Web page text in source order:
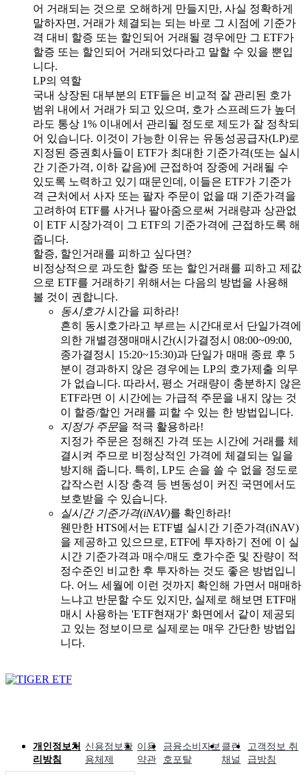
어 거래되는 것으로 오해하게 만들지만, 사실 정확하게
말하자면, 거래가 체결되는 되는 바로 그 시점에 기준가
격 대비 할증 또는 할인되어 거래될 경우에만 그 ETF가
할증 또는 할인되어 거래되었다라고 말할 수 있을 뿐입
니다.
LP의 역할
국내 상장된 대부분의 ETF들은 비교적 잘 관리된 호가
범위 내에서 거래가 되고 있으며, 호가 스프레드가 높더
라도 통상 1% 이내에서 관리될 정도로 제도가 잘 정착되
어 있습니다. 이것이 가능한 이유는 유동성공급자(LP)로
지정된 증권회사들이 ETF가 최대한 기준가격(또는 실시
간 기준가격, 이하 같음)에 근접하여 장중에 거래될 수
있도록 노력하고 있기 때문인데, 이들은 ETF가 기준가
격 근처에서 사자 또는 팔자 주문이 없을 때 기준가격을
고려하여 ETF를 사거나 팔아줌으로써 거래량과 상관없
이 ETF 시장가격이 그 ETF의 기준가격에 근접하도록 해
줍니다.
할증, 할인거래를 피하고 싶다면?
비정상적으로 과도한 할증 또는 할인거래를 피하고 제값
으로 ETF를 거래하기 위해서는 다음의 방법을 사용해
볼 것이 권합니다.
동시호가시간을 피하라!
흔히 동시호가라고 부르는 시간대로서 단일가격에
의한 개별경쟁매매시간(시가결정시 08:00~09:00,
종가결정시 15:20~15:30)과 단일가 매매 종료 후 5
분이 경과하지 않은 경우에는 LP의 호가제출 의무
가 없습니다. 따라서, 평소 거래량이 충분하지 않은
ETF라면 이 시간에는 가급적 주문을 내지 않는 것
이 할증/할인 거래를 피할 수 있는 한 방법입니다.
지정가 주문을 적극 활용하라!
지정가 주문은 정해진 가격 또는 시간에 거래를 체
결시켜 주므로 비정상적인 가격에 체결되는 일을
방지해 줍니다. 특히, LP도 손을 쓸 수 없을 정도로
갑작스런 시장 충격 등 변동성이 커진 국면에서도
보호받을 수 있습니다.
실시간 기준가격(iNAV)를 확인하라!
웬만한 HTS에서는 ETF별 실시간 기준가격(iNAV)
을 제공하고 있으므로, ETF에 투자하기 전에 이 실
시간 기준가격과 매수/매도 호가수준 및 잔량이 적
정수준인 비교한 후 투자하는 것도 좋은 방법입니
다. 어느 세월에 이런 것까지 확인해 가면서 매매하
느냐고 반문할 수도 있지만, 실제로 해보면 ETF매
매시 사용하는 'ETF현재가' 화면에서 같이 제공되
고 있는 정보이므로 실제로는 매우 간단한 방법입
니다.
개인정보처
리방침
신용정보활
용체제
이용
약관
금융소비자보
호포탈
클린
채널
고객정보 취
급방침